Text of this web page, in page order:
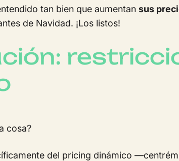
tan bien que aumentan sus
de Navidad. ¡Los listos!
cosa?
del pricing dinámico